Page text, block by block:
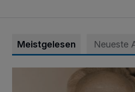
Meistgelesen Neueste
SPD trauert um Klaus Hänsch